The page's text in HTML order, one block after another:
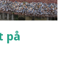
på